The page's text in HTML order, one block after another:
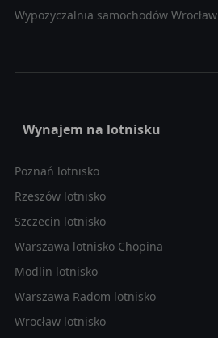
Wypożyczalnia samochodów Wrocław
Wynajem na lotnisku
Poznań lotnisko
Rzeszów lotnisko
Szczecin lotnisko
Warszawa lotnisko Chopina
Modlin lotnisko
Warszawa Radom lotnisko
Wrocław lotnisko